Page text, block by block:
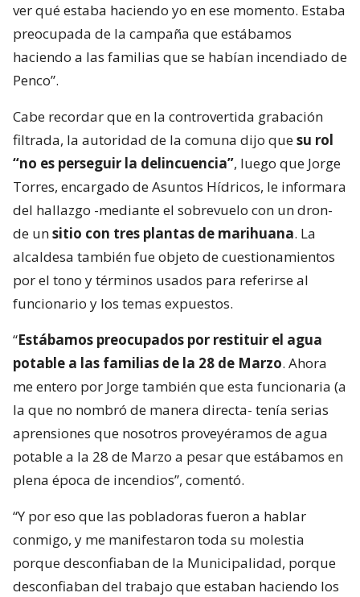
ver qué estaba haciendo yo en ese momento. Estaba
preocupada de la campaña que estábamos
haciendo a las familias que se habían incendiado de
Penco”.
Cabe recordar que en la controvertida grabación
filtrada, la autoridad de la comuna dijo quesu rol
“no es perseguir la delincuencia”, luego que Jorge
Torres, encargado de Asuntos Hídricos, le informara
del hallazgo -mediante el sobrevuelo con un dron-
de unsitio con tres plantas de marihuana. La
alcaldesa también fue objeto de cuestionamientos
por el tono y términos usados para referirse al
funcionario y los temas expuestos.
“Estábamos preocupados por restituir el agua
potable a las familias de la 28 de Marzo. Ahora
me entero por Jorge también que esta funcionaria (a
la que no nombró de manera directa- tenía serias
aprensiones que nosotros proveyéramos de agua
potable a la 28 de Marzo a pesar que estábamos en
plena época de incendios”, comentó.
“Y por eso que las pobladoras fueron a hablar
conmigo, y me manifestaron toda su molestia
porque desconfiaban de la Municipalidad, porque
desconfiaban del trabajo que estaban haciendo los